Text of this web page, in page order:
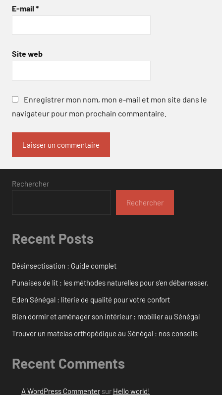
E-mail *
Site web
Enregistrer mon nom, mon e-mail et mon site dans le
navigateur pour mon prochain commentaire.
Rechercher
Rechercher
Recent Posts
Désinsectisation : Guide complet
Punaises de lit : les méthodes naturelles pour s’en débarrasser.
Eden Sénégal : literie de qualité pour votre confort
Bien dormir et aménager son intérieur : mobilier au Sénégal
Trouver un matelas orthopédique au Sénégal : nos conseils
Recent Comments
A WordPress Commentersur Hello world!